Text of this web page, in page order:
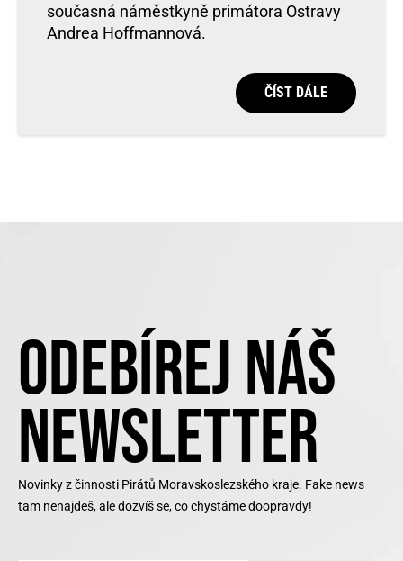
současná náměstkyně primátora Ostravy
Andrea Hoffmannová.
ČÍST DÁLE
ODEBÍREJ NÁŠ
NEWSLETTER
Novinky z činnosti Pirátů Moravskoslezského kraje. Fake news
tam nenajdeš, ale dozvíš se, co chystáme doopravdy!